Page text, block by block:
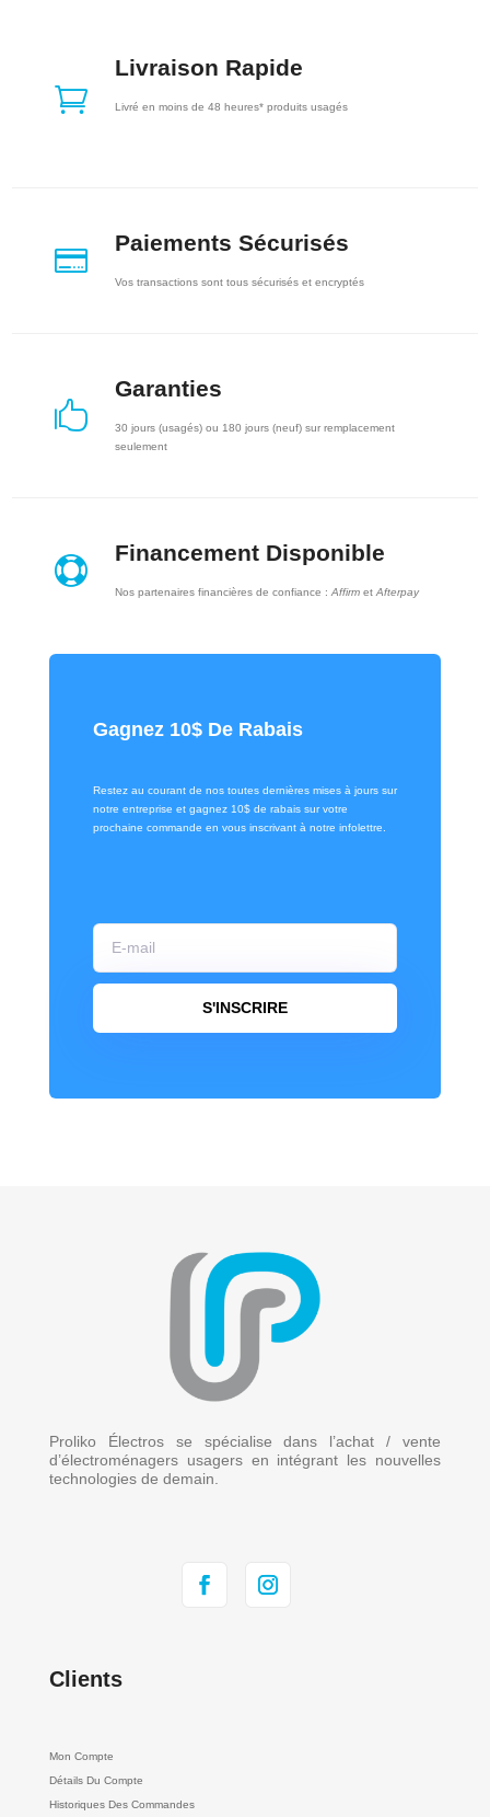

Livraison Rapide
Livré en moins de 48 heures* produits usagés

Paiements Sécurisés
Vos transactions sont tous sécurisés et encryptés

Garanties
30 jours (usagés) ou 180 jours (neuf) sur remplacement
seulement

Financement Disponible
Nos partenaires financières de confiance :AffirmetAfterpay
Gagnez 10$ De Rabais
Restez au courant de nos toutes dernières mises à jours sur
notre entreprise et gagnez 10$ de rabais sur votre
prochaine commande en vous inscrivant à notre infolettre.
S'INSCRIRE
Proliko Électros se spécialise dans l’achat / vente
d’électroménagers usagers en intégrant les nouvelles
technologies de demain.
Clients
Mon Compte
Détails Du Compte
Historiques Des Commandes